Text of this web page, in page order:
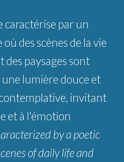
caractérise par un
des scènes de la vie
paysages sont
lumière douce et
invitant
et à l'émotion
by a poetic
of daily life and